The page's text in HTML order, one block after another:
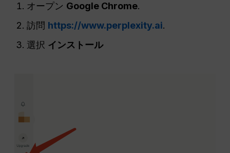
オープン Google Chrome.
訪問 https://www.perplexity.ai.
選択 インストール